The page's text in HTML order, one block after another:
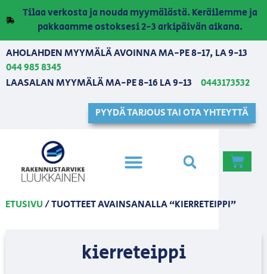
Tilaa verkosta ja nouda myymälästä. Keräilemme ja
pakkaamme ostoksesi 2-3 arkipäivän aikana.
AHOLAHDEN MYYMÄLÄ AVOINNA MA-PE 8-17, LA 9-13
044 985 8345
LAASALAN MYYMÄLÄ MA-PE 8-16 LA 9-13
0443173532
PYYDÄ TARJOUS TAI OTA YHTEYTTÄ
ETUSIVU/ TUOTTEET AVAINSANALLA “KIERRETEIPPI”
kierreteippi